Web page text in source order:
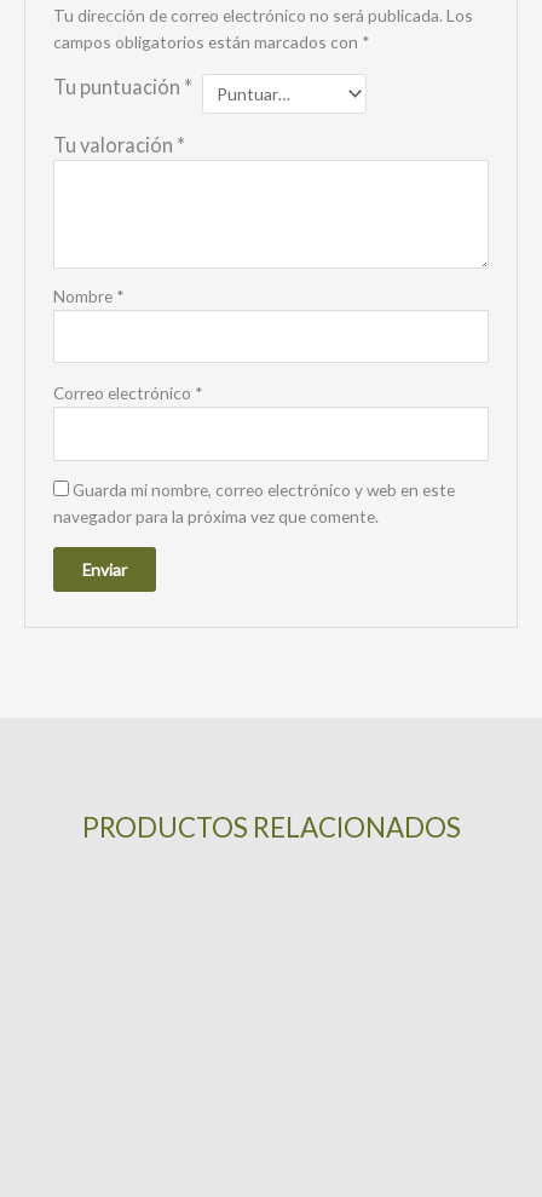
Tu dirección de correo electrónico no será publicada. Los
campos obligatorios están marcados con *
Tu puntuación *
Tu valoración *
Nombre *
Correo electrónico *
Guarda mi nombre, correo electrónico y web en este
navegador para la próxima vez que comente.
PRODUCTOS RELACIONADOS